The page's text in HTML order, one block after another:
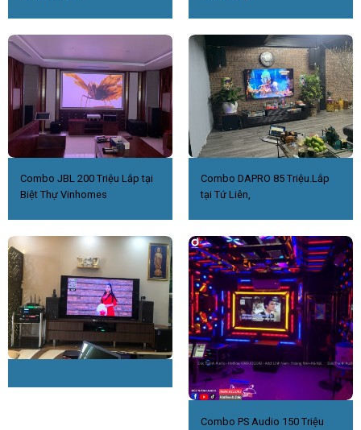
Combo JBL 200 Triệu Lắp tại
Biệt Thự Vinhomes
Combo DAPRO 85 Triệu.Lắp
tại Tứ Liên,
Combo PS Audio 150 Triệu